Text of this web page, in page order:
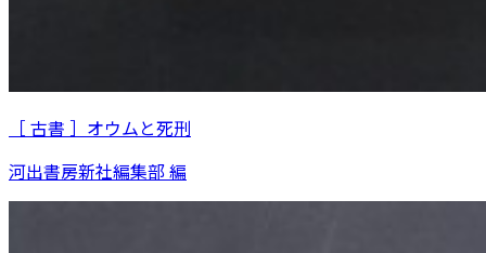
［ 古書 ］オウムと死刑
河出書房新社編集部 編